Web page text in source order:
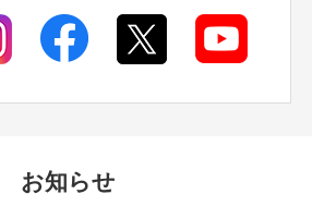
お知らせ